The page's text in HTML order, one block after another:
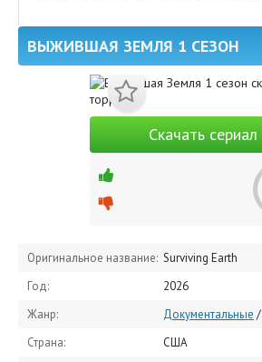
ВЫЖИВШАЯ ЗЕМЛЯ 1 СЕЗОН
Скачать сериал
Оригинальное название: Surviving Earth
Год:
2026
Жанр:
Документальные /
Страна:
США